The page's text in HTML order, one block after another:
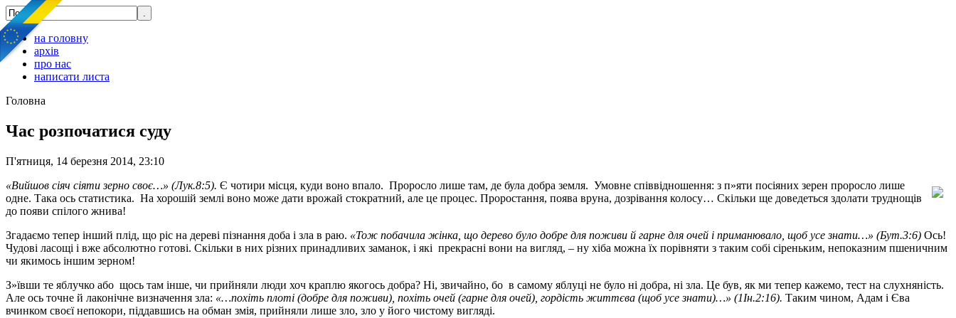
на головну
архів
про нас
написати листа
Головна
Час розпочатися суду
П'ятниця, 14 березня 2014, 23:10
«Вийшов сіяч сіяти зерно своє…» (Лук.8:5). Є чотири місця, куди воно впало. Проросло лише там, де була добра земля. Умовне співвідношення: з п»яти посіяних зерен проросло лише
одне. Така ось статистика. На хорошій землі воно може дати врожай стократний, але це процес. Проростання, поява вруна, дозрівання колосу… Скільки ще доведеться здолати труднощів
до появи спілого жнива!
Згадаємо тепер інший плід, що ріс на дереві пізнання доба і зла в раю. «Тож побачила жінка, що дерево було добре для поживи й гарне для очей і приманювало, щоб усе знати…» (Бут.3:6) Ось!
Чудові ласощі і вже абсолютно готові. Скільки в них різних принадливих заманок, і які прекрасні вони на вигляд, – ну хіба можна їх порівняти з таким собі сіреньким, непоказним пшеничним
чи якимось іншим зерном!
З»ївши те яблучко або щось там інше, чи прийняли люди хоч краплю якогось добра? Ні, звичайно, бо в самому яблуці не було ні добра, ні зла. Це був, як ми тепер кажемо, тест на слухняність.
Але ось точне й лаконічне визначення зла: «…похіть плоті (добре для поживи), похіть очей (гарне для очей), гордість життєва (щоб усе знати)…» (1Ін.2:16). Таким чином, Адам і Єва
вчинком своєї непокори, піддавшись на обман змія, прийняли лише зло, зло у його чистому вигляді.